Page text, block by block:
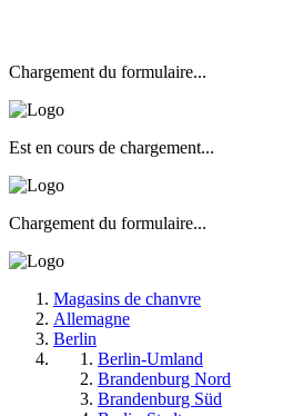
Chargement du formulaire...
Est en cours de chargement...
Chargement du formulaire...
Magasins de chanvre
Allemagne
Berlin
Berlin-Umland
Brandenburg Nord
Brandenburg Süd